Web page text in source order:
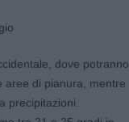
dove potranno
aree di pianura, mentre
precipitazioni.